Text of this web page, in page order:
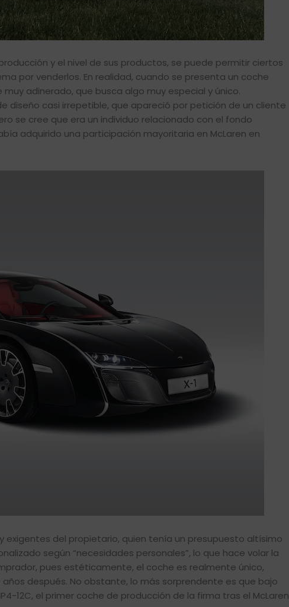
y el nivel de sus productos, se puede permitir ciertos
por venderlos. En realidad, cuando se presenta un coche
adinerado, que busca algo muy especial y único.
diseño casi irrepetible, que apareció por petición de un cliente
se cree que era un individuo relacionado con el fondo
adquirido una participación mayoritaria en McLaren en
exigentes del propietario, quien tenía un presupuesto altísimo
según “necesidades personales”, lo que hace volar la
pues estéticamente, el coche es realmente único,
después. No obstante, lo más sorprendente es que bajo
12C, el primer coche de producción de la firma tras el McLaren